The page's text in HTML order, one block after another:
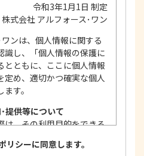
令和3年1月1日 制定
株式会社 アルフォース･ワン
ンは、個人情報に関する
識し、「個人情報の保護に
とともに、ここに個人情報
定め、適切かつ確実な個人
す。
提供等について
は、その利用目的をできる
の目的達成に必要な限度に
手段を用い、同意を得て取
リシーに同意します。